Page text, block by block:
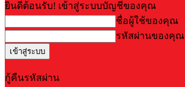
ยินดีต้อนรับ! เข้าสู่ระบบบัญชีของคุณ
ชื่อผู้ใช้ของคุณ
รหัสผ่านของคุณ
กู้คืนรหัสผ่าน